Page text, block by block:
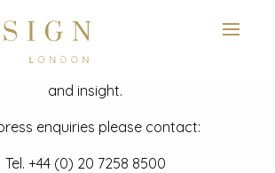
News
development project and advisory news
and insight.
enquiries please contact:
Tel. +44 (0) 20 7258 8500